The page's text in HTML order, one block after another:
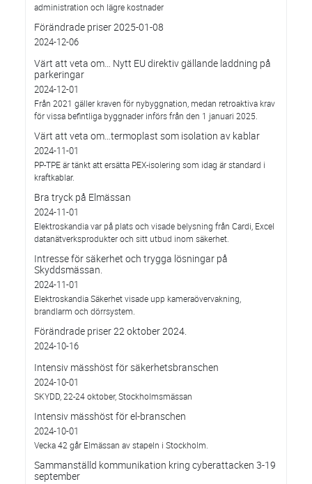
administration och lägre kostnader
Förändrade priser 2025-01-08
2024-12-06
Värt att veta om… Nytt EU direktiv gällande laddning på
parkeringar
2024-12-01
Från 2021 gäller kraven för nybyggnation, medan retroaktiva krav
för vissa befintliga byggnader införs från den 1 januari 2025.
Värt att veta om…termoplast som isolation av kablar
2024-11-01
PP-TPE är tänkt att ersätta PEX-isolering som idag är standard i
kraftkablar.
Bra tryck på Elmässan
2024-11-01
Elektroskandia var på plats och visade belysning från Cardi, Excel
datanätverksprodukter och sitt utbud inom säkerhet.
Intresse för säkerhet och trygga lösningar på
Skyddsmässan.
2024-11-01
Elektroskandia Säkerhet visade upp kameraövervakning,
brandlarm och dörrsystem.
Förändrade priser 22 oktober 2024.
2024-10-16
Intensiv mässhöst för säkerhetsbranschen
2024-10-01
SKYDD, 22-24 oktober, Stockholmsmässan
Intensiv mässhöst för el-branschen
2024-10-01
Vecka 42 går Elmässan av stapeln i Stockholm.
Sammanställd kommunikation kring cyberattacken 3-19
september